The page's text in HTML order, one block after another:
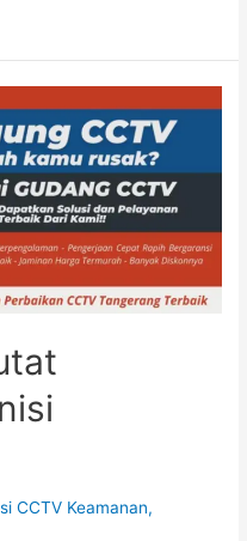
CCTV Keamanan,